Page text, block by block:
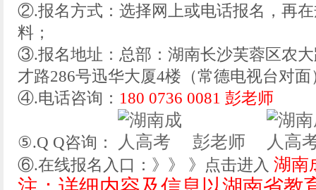
②.报名方式：选择网上或电话报名，再
料；
③.报名地址：总部：湖南长沙芙蓉区农
才路286号迅华大厦4楼（常德电视台对面
④.电话咨询： 180 0736 0081 彭老师
⑤.Q Q咨询： 彭老师
⑥.在线报名入口：》》 》点击进入 湖南